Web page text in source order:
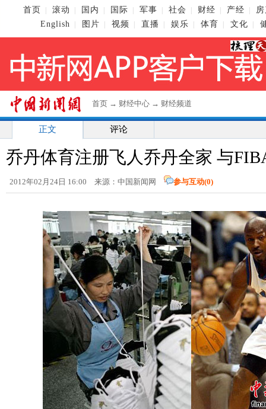
首页 滚动 国内 国际 军事 社会 财经 产经
English
图片 视频 直播 娱乐 体育 文化
首页 → 财经中心 → 财经频道
正文 评论
乔丹体育注册飞人乔丹全家 与
2012年02月24日 16:00 来源：中国新闻网 参与互动(0)